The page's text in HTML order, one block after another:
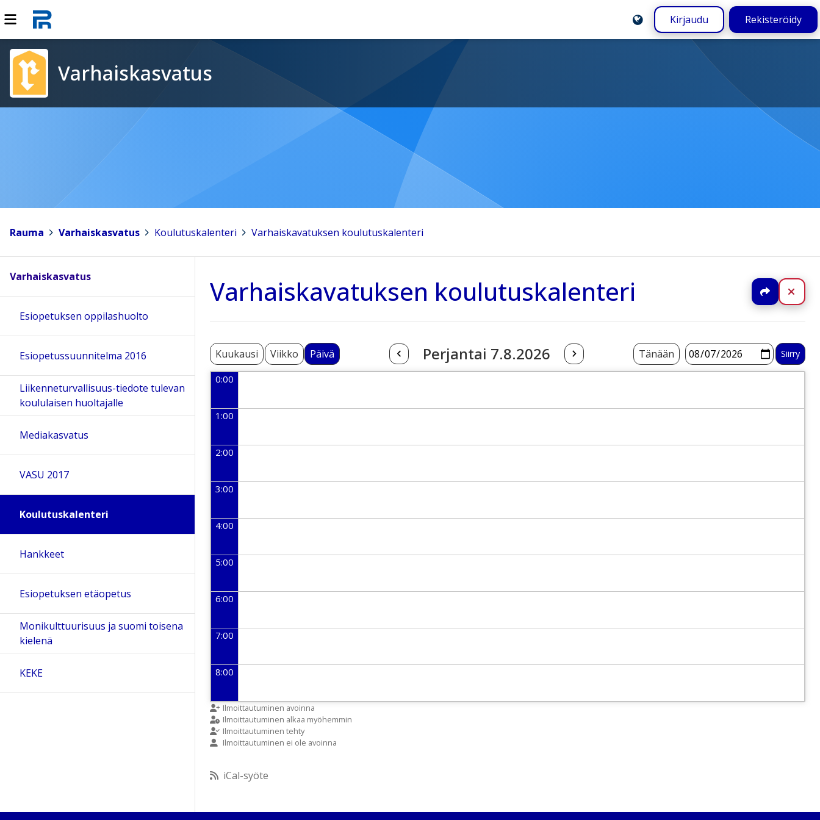
Kirjaudu Rekisteröidy
Varhaiskasvatus
Rauma Varhaiskasvatus Koulutuskalenteri Varhaiskavatuksen koulutuskalenteri
Varhaiskavatuksen koulutuskalenteri Jaa
Kuukausi Viikko Päivä Perjantai 7.8.2026 Tänään
0:00
1:00
2:00
3:00
4:00
5:00
6:00
7:00
8:00
9:00
10:00
11:00
Ilmoittautuminen avoinna
Ilmoittautuminen alkaa myöhemmin
Ilmoittautuminen tehty
Ilmoittautuminen ei ole avoinna
iCal-syöte
Varhaiskasvatus
Esiopetuksen oppilashuolto
Esiopetussuunnitelma 2016
Liikenneturvallisuus-tiedote tulevan
koululaisen huoltajalle
Mediakasvatus
VASU 2017
Koulutuskalenteri
Hankkeet
Esiopetuksen etäopetus
Monikulttuurisuus ja suomi toisena
kielenä
KEKE